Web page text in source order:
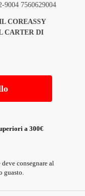
9004 7560629004
COREASSY
CARTER DI
a 300€
consegnare al
guasto.